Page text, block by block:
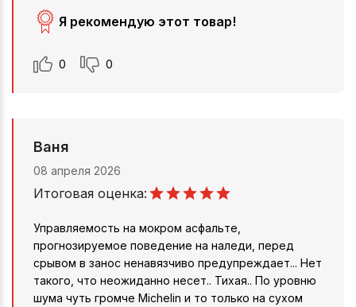
Я рекомендую этот товар!
0 0
Ваня
08 апреля 2026
Итоговая оценка:
Управляемость на мокром асфальте,
прогнозируемое поведение на наледи, перед
срывом в занос ненавязчиво предупреждает... Нет
такого, что неожиданно несет.. Тихая.. По уровню
шума чуть громче Michelin и то только на сухом